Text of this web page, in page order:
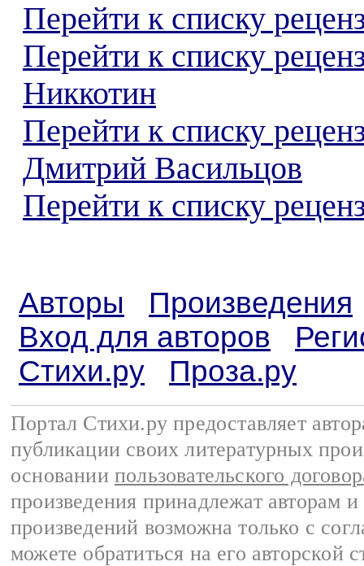
Перейти к списку
Перейти к списку
Никкотин
Перейти к списку
Дмитрий Васильцов
Перейти к списку
Авторы
Произведения
Вход для авторов
Стихи.ру
Проза.ру
Портал Стихи.ру предоставляет
публикации своих литературных
основании пользовательского
произведения принадлежат авторам
произведений возможна только с
можете обратиться на его авторской